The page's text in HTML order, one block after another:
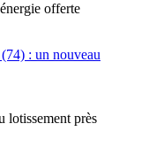
offerte
lotissement près